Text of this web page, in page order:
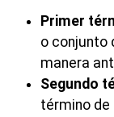
Primer
o conjunto
manera
Segundo
término de